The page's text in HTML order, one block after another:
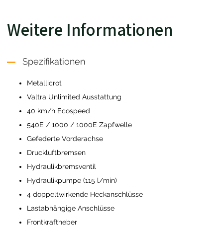
Weitere Informationen
Spezifikationen
Metallicrot
Valtra Unlimited Ausstattung
40 km/h Ecospeed
540E / 1000 / 1000E Zapfwelle
Gefederte Vorderachse
Druckluftbremsen
Hydraulikbremsventil
Hydraulikpumpe (115 l/min)
4 doppeltwirkende Heckanschlüsse
Lastabhängige Anschlüsse
Frontkraftheber